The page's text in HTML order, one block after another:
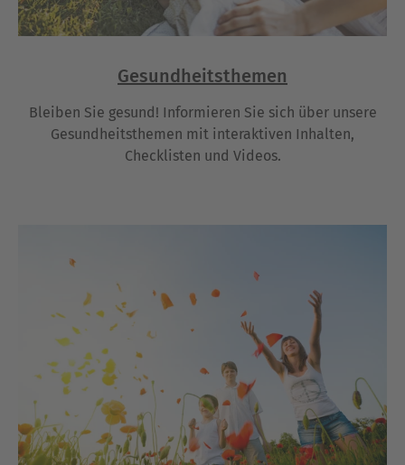
Gesundheitsthemen
Bleiben Sie gesund! Informieren Sie sich über unsere
Gesundheitsthemen mit interaktiven Inhalten,
Checklisten und Videos.